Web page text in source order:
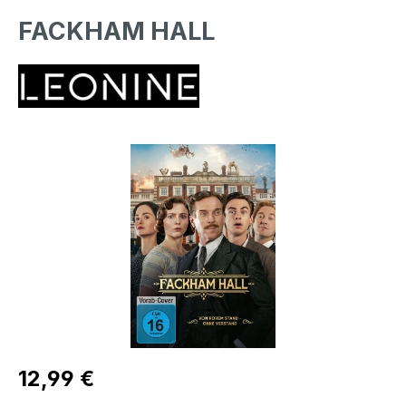
FACKHAM HALL
Bildergalerie überspringen
Regulärer Preis:
12,99 €